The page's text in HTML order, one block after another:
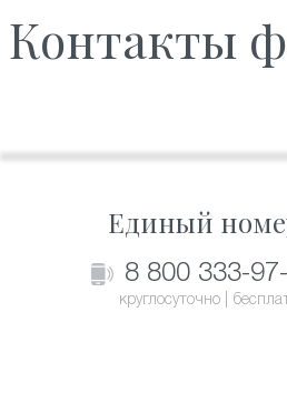
Контакты
Единый
8 800 333-
круглосуточно |